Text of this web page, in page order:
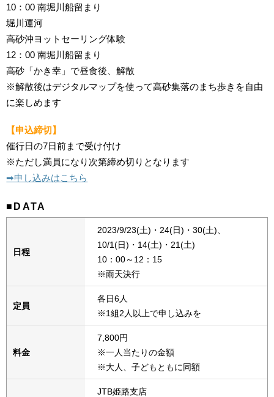
10：00 南堀川船留まり
堀川運河
高砂沖ヨットセーリング体験
12：00 南堀川船留まり
高砂「かき幸」で昼食後、解散
※解散後はデジタルマップを使って高砂集落のまち歩きを自由
に楽しめます
【申込締切】
催行日の7日前まで受け付け
※ただし満員になり次第締め切りとなります
➡︎申し込みはこちら
■DATA
日程
2023/9/23(土)・24(日)・30(土)、
10/1(日)・14(土)・21(土)
10：00～12：15
※雨天決行
定員
各日6人
※1組2人以上で申し込みを
料金
7,800円
※一人当たりの金額
※大人、子どもともに同額
JTB姫路支店